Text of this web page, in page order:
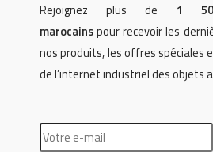
Rejoignez plus de 1
marocainspour recevoir les
nos produits, les offres spéciales
de l’internet industriel des objets